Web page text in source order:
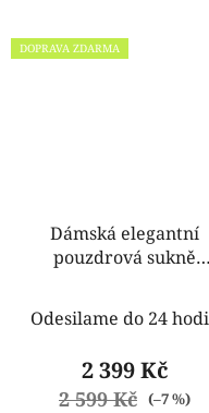
DOPRAVA ZDARMA
Dámská elegantní
pouzdrová sukně
CFC80106647003
Odesilame do 24
2 399 Kč
2 599 Kč (–7 %)